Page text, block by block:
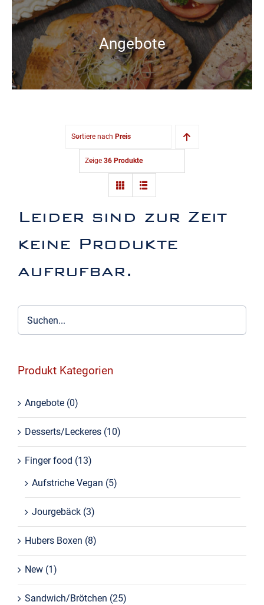
Angebote
Sortiere nach Preis
Zeige 36 Produkte
Leider sind zur Zeit
keine Produkte
aufrufbar.
Produkt Kategorien
Angebote (0)
Desserts/Leckeres (10)
Finger food (13)
Aufstriche Vegan (5)
Jourgebäck (3)
Hubers Boxen (8)
New (1)
Sandwich/Brötchen (25)